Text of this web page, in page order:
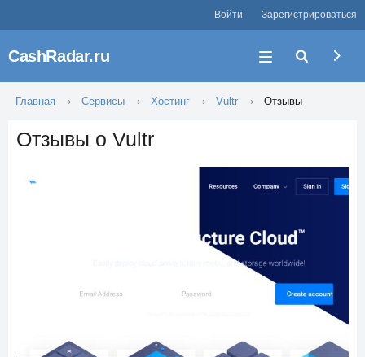
Войти Зарегистрироваться
CashRadar.ru
Главная Сервисы Хостинг Vultr Отзывы
Отзывы о Vultr